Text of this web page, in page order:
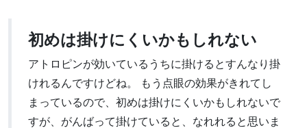
初めは掛けにくいかもしれない
アトロピンが効いているうちに掛けるとすんなり掛
けれるんですけどね。 もう点眼の効果がきれてし
まっているので、初めは掛けにくいかもしれないで
すが、がんばって掛けていると、なれれると思いま